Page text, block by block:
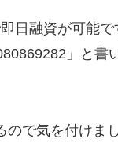
日融資が可能
」と書
で気を付けまし